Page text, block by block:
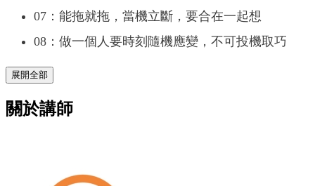
07：能拖就拖，當機立斷，要合在一起想
08：做一個人要時刻隨機應變，不可投機取巧
展開全部
關於講師